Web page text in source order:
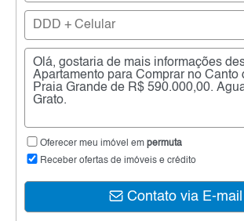
Oferecer meu imóvel em permuta
Receber ofertas de imóveis e crédito
Contato via E-mail